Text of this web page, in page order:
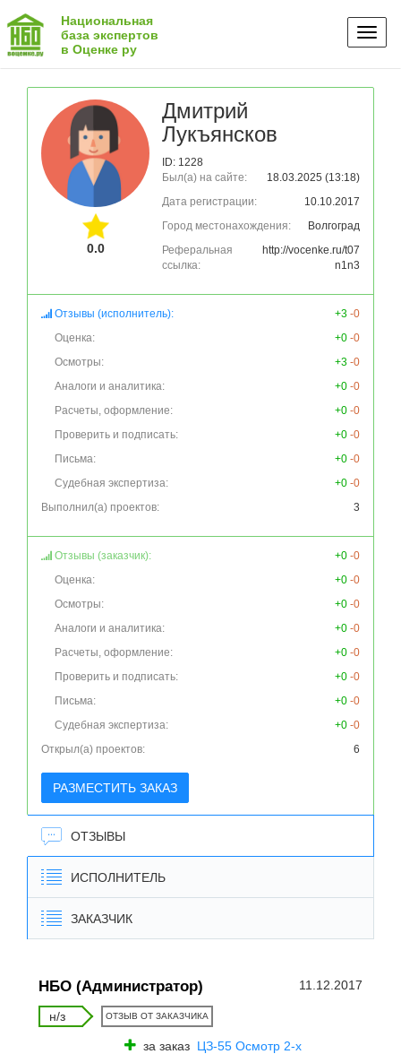
Национальная
база экспертов
в Оценке ру
0.0
Дмитрий
Лукъянсков
ID: 1228
Был(а) на сайте:
18.03.2025 (13:18)
Дата регистрации:
10.10.2017
Город местонахождения:
Волгоград
Реферальная
ссылка:
http://vocenke.ru/t07
n1n3
Отзывы (исполнитель): +3 -0
Оценка:
+0 -0
Осмотры:
+3 -0
Аналоги и аналитика:
+0 -0
Расчеты, оформление:
+0 -0
Проверить и подписать:
+0 -0
Письма:
+0 -0
Судебная экспертиза:
+0 -0
Выполнил(а) проектов:
3
Отзывы (заказчик): +0 -0
Оценка:
+0 -0
Осмотры:
+0 -0
Аналоги и аналитика:
+0 -0
Расчеты, оформление:
+0 -0
Проверить и подписать:
+0 -0
Письма:
+0 -0
Судебная экспертиза:
+0 -0
Открыл(а) проектов:
6
РАЗМЕСТИТЬ ЗАКАЗ
ОТЗЫВЫ
ИСПОЛНИТЕЛЬ
ЗАКАЗЧИК
НБО (Администратор) 11.12.2017
н/з ОТЗЫВ ОТ ЗАКАЗЧИКА
за заказ ЦЗ-55 Осмотр 2-х